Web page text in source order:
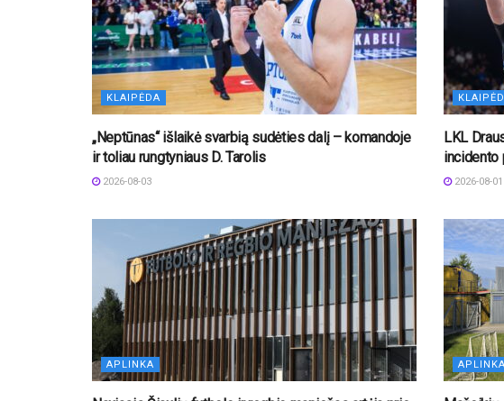
KLAIPĖDA
„Neptūnas“ išlaikė svarbią sudėties dalį – komandoje
ir toliau rungtyniaus D. Tarolis
2026-08-03
LKL
incidento
2026-08-01
APLINKA APLINKA